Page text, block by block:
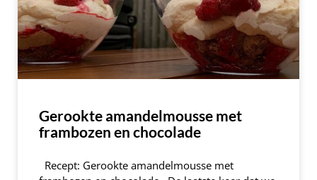
Gerookte amandelmousse met
frambozen en chocolade
Recept: Gerookte amandelmousse met